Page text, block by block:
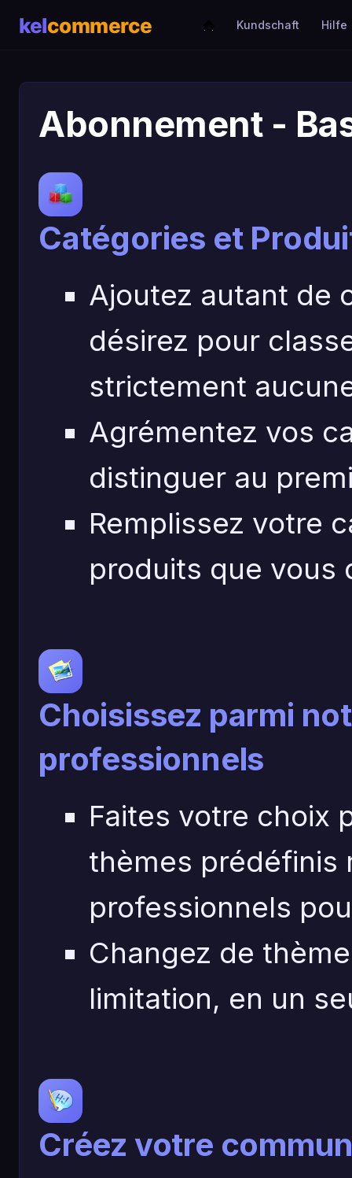
Kundschaft Hilfe
Abonnement -
Catégories et
Ajoutez autant de
désirez pour
strictement
Agrémentez vos
distinguer au
Remplissez votre
produits que vous
Choisissez parmi
professionnels
Faites votre choix
thèmes prédéfinis
professionnels
Changez de
limitation, en un
Créez votre